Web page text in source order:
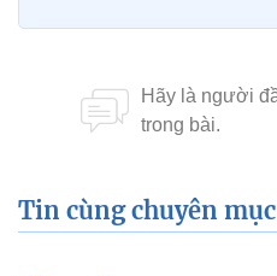
Tin cùng chuyên mục